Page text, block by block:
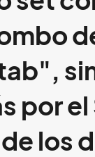
por
los